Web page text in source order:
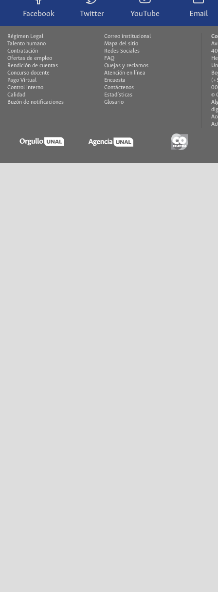
Facebook Twitter YouTube Email
Régimen Legal
Talento humano
Contratación
Ofertas de empleo
Rendición de cuentas
Concurso docente
Pago Virtual
Control interno
Calidad
Buzón de notificaciones
Correo institucional
Mapa del sitio
Redes Sociales
FAQ
Quejas y reclamos
Atención en línea
Encuesta
Contáctenos
Estadísticas
Glosario
©